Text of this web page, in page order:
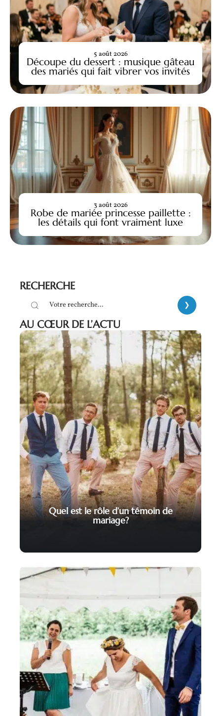
Découpe du dessert : musique gâteau
des mariés qui fait vibrer vos invités
5 août 2026
Robe de mariée princesse paillette :
les détails qui font vraiment luxe
3 août 2026
RECHERCHE
AU CŒUR DE L’ACTU
Quel est le rôle d’un témoin de
mariage?